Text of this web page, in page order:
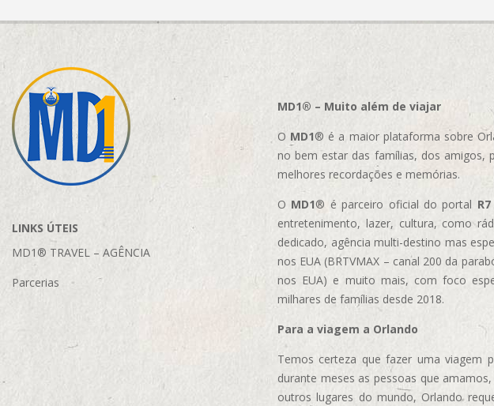
LINKS ÚTEIS
MD1® TRAVEL – AGÊNCIA
Parcerias
MD1® – Muito além de viajar
O MD1® é a maior plataforma sobre
no bem estar das famílias, dos amigos,
melhores recordações e memórias.
O MD1® é parceiro oficial do portal R7
entretenimento, lazer, cultura, como
dedicado, agência multi-destino mas
nos EUA (BRTVMAX – canal 200 da
nos EUA) e muito mais, com foco
milhares de famílias desde 2018.
Para a viagem a Orlando
Temos certeza que fazer uma viagem
durante meses as pessoas que
outros lugares do mundo, Orlando